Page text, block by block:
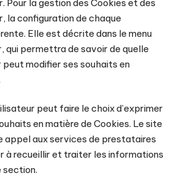
Pour la gestion des Cookies et des
la configuration de chaque
Elle est décrite dans le menu
qui permettra de savoir de quelle
peut modifier ses souhaits en
peut faire le choix d’exprimer
en matière de Cookies. Le site
appel aux services de prestataires
à recueillir et traiter les informations